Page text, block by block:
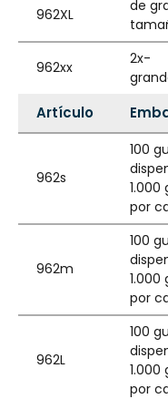
962XL
de
962xx
2x-
Artículo
962s
100
1.000
por
962m
100
1.000
por
962L
100
1.000
por